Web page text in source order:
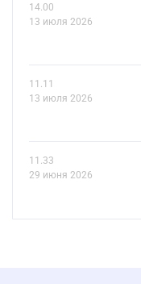
14.00
13 июля 2026
11.11
13 июля 2026
11.33
29 июня 2026